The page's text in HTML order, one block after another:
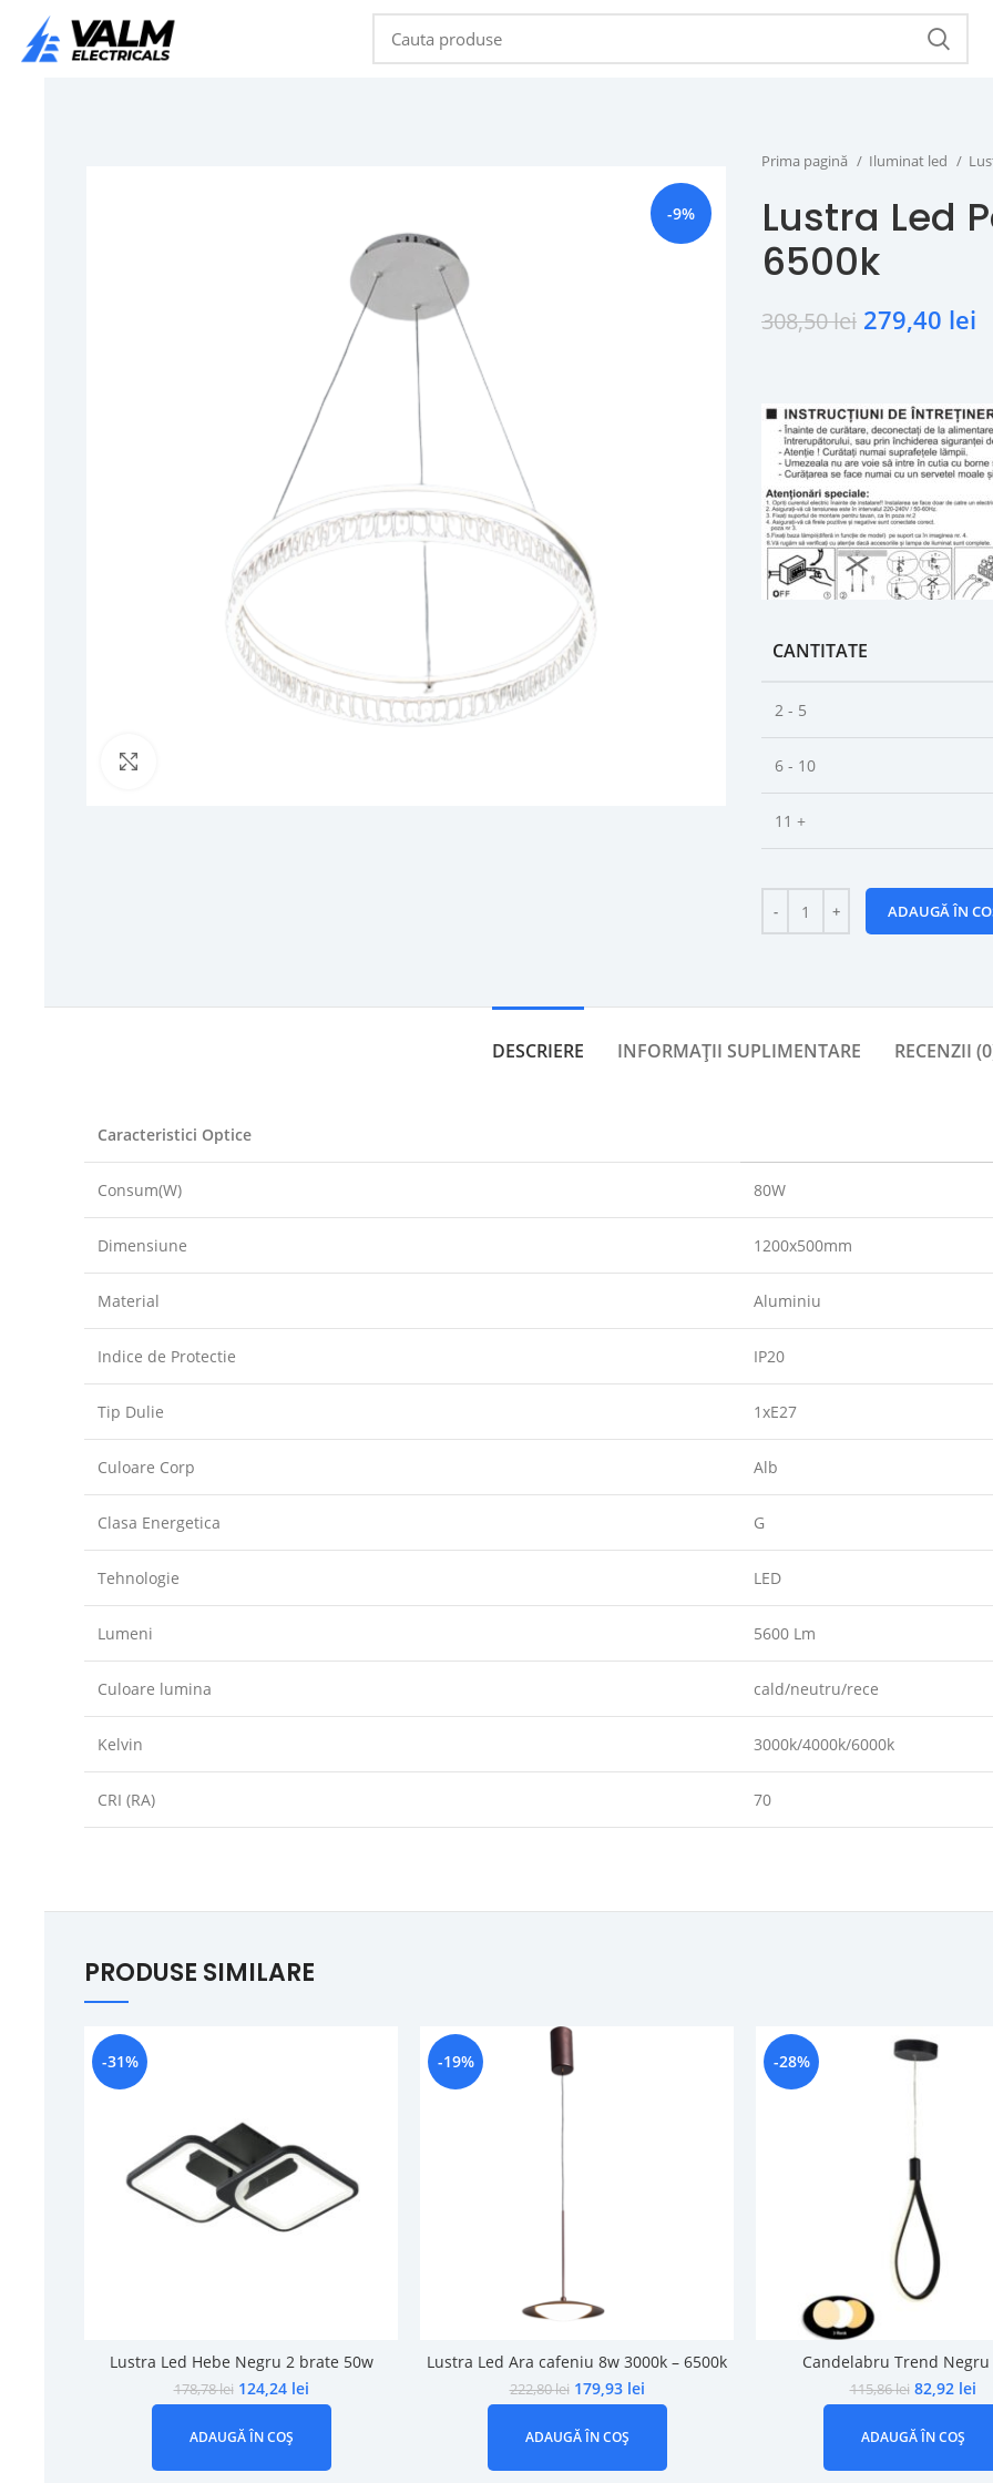
-9%
Prima pagină Iluminat led
Lustra Led
6500k
308,50lei 279,40 lei
CANTITATE
2 - 5
6 - 10
11 +
ADAUGĂ ÎN
DESCRIERE INFORMAȚII SUPLIMENTARE RECENZII
Consum(W) 80W
Dimensiune 1200x500mm
Material Aluminiu
Indice de Protectie IP20
Tip Dulie 1xE27
Culoare Corp Alb
Clasa Energetica G
Tehnologie LED
Caracteristici Optice
Lumeni 5600 Lm
Culoare lumina cald/neutru/rece
Kelvin 3000k/4000k/6000k
CRI (RA) 70
PRODUSE SIMILARE
-31%
Lustra Led Hebe Negru 2 brate 50w
178,78lei 124,24 lei
ADAUGĂ ÎN COȘ
-19%
Lustra Led Ara cafeniu 8w 3000k – 6500k
222,80lei 179,93 lei
ADAUGĂ ÎN COȘ
-28%
Candelabru Trend Negru
115,86lei 82,92 lei
ADAUGĂ ÎN COȘ